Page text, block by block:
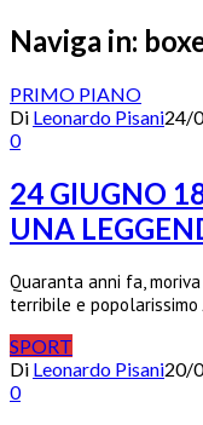
Naviga in:
PRIMO PIANO
Di Leonardo Pisani24/
0
24 GIUGNO
UNA
Quaranta anni fa,
terribile e popolarissimo
SPORT
Di Leonardo Pisani20/
0